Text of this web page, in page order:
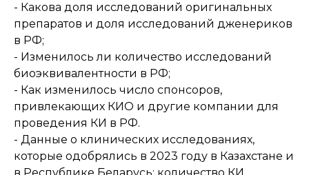
- Какова доля исследований оригинальных
препаратов и доля исследований дженериков
в РФ;
- Изменилось ли количество исследований
биоэквивалентности в РФ;
- Как изменилось число спонсоров,
привлекающих КИО и другие компании для
проведения КИ в РФ.
- Данные о клинических исследованиях,
которые одобрялись в 2023 году в Казахстане и